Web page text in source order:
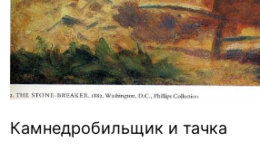
Камнедробильщик и тачка